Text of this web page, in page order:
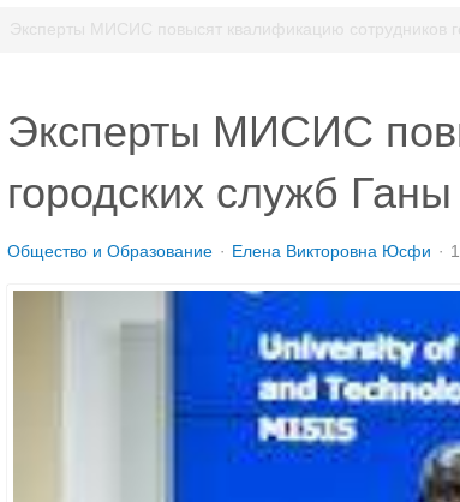
Эксперты МИСИС повысят квалификацию сотрудников
Эксперты МИСИС
городских служб Ганы
Общество и Образование Елена Викторовна Юсфи